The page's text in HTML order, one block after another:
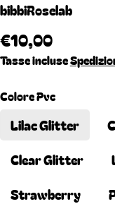
bibbiRoselab
€10,00
Tasse incluse
Colore Pvc
Lilac Glitter
Clear Glitter
Strawberry